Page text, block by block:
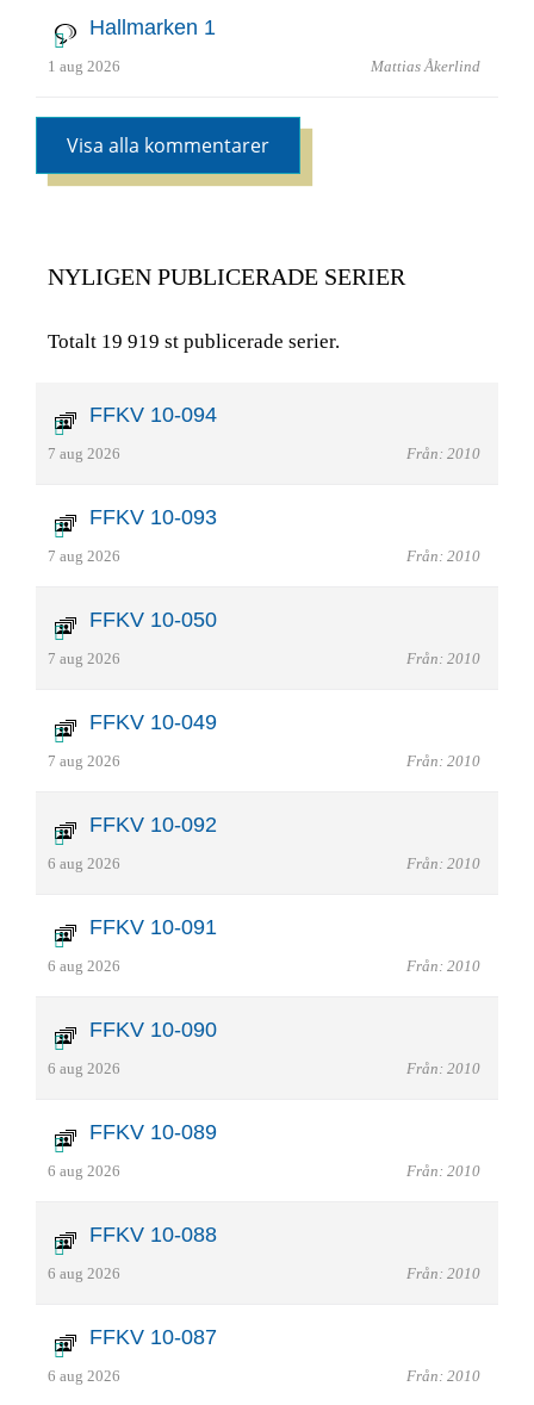
Hallmarken 1
1 aug 2026 Mattias Åkerlind
Visa alla kommentarer
NYLIGEN PUBLICERADE SERIER
Totalt 19 919 st publicerade serier.
FFKV 10-094
7 aug 2026 Från: 2010
FFKV 10-093
7 aug 2026 Från: 2010
FFKV 10-050
7 aug 2026 Från: 2010
FFKV 10-049
7 aug 2026 Från: 2010
FFKV 10-092
6 aug 2026 Från: 2010
FFKV 10-091
6 aug 2026 Från: 2010
FFKV 10-090
6 aug 2026 Från: 2010
FFKV 10-089
6 aug 2026 Från: 2010
FFKV 10-088
6 aug 2026 Från: 2010
FFKV 10-087
6 aug 2026 Från: 2010